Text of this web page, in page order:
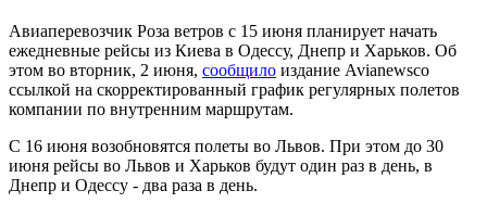
Авиаперевозчик Роза ветров с 15 июня планирует начать
ежедневные рейсы из Киева в Одессу, Днепр и Харьков. Об
этом во вторник, 2 июня, сообщило издание Avianewsсо
ссылкой на скорректированный график регулярных полетов
компании по внутренним маршрутам.
С 16 июня возобновятся полеты во Львов. При этом до 30
июня рейсы во Львов и Харьков будут один раз в день, в
Днепр и Одессу - два раза в день.